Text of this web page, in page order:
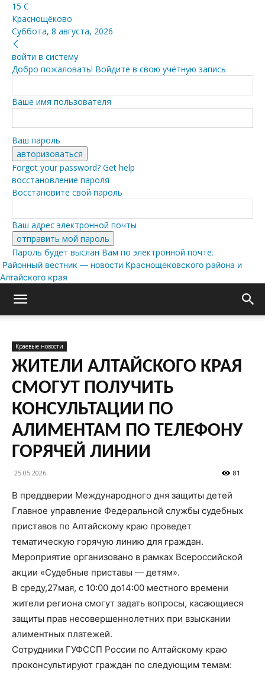
15 C
Краснощёково
Суббота, 8 августа, 2026
войти в систему
Добро пожаловать! Войдите в свою учётную запись
Ваше имя пользователя
Ваш пароль
Forgot your password? Get help
восстановление пароля
Восстановите свой пароль
Ваш адрес электронной почты
Пароль будет выслан Вам по электронной почте.
Районный вестник — новости Краснощековского района и
Алтайского края
Краевые новости
ЖИТЕЛИ АЛТАЙСКОГО КРАЯ
СМОГУТ ПОЛУЧИТЬ
КОНСУЛЬТАЦИИ ПО
АЛИМЕНТАМ ПО ТЕЛЕФОНУ
ГОРЯЧЕЙ ЛИНИИ
25.05.2026 81
В преддверии Международного дня защиты детей
Главное управление Федеральной службы судебных
приставов по Алтайскому краю проведет
тематическую горячую линию для граждан.
Мероприятие организовано в рамках Всероссийской
акции «Судебные приставы — детям».
В среду,27мая, с 10:00 до14:00 местного времени
жители региона смогут задать вопросы, касающиеся
защиты прав несовершеннолетних при взыскании
алиментных платежей.
Сотрудники ГУФССП России по Алтайскому краю
проконсультируют граждан по следующим темам: